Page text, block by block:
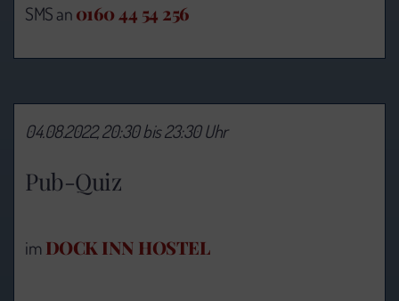
SMS an0160 44 54 256
Pub-Quiz
04.08.2022, 20:30 bis 23:30 Uhr
imDOCK INN HOSTEL